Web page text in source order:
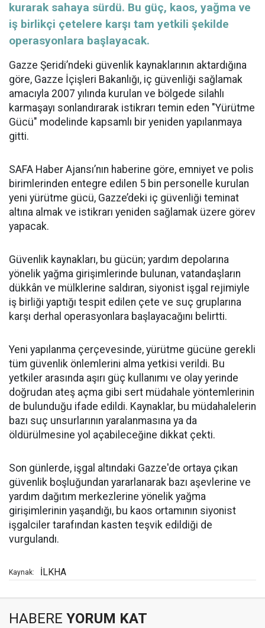
kurarak sahaya sürdü. Bu güç, kaos, yağma ve
iş birlikçi çetelere karşı tam yetkili şekilde
operasyonlara başlayacak.
Gazze Şeridi’ndeki güvenlik kaynaklarının aktardığına
göre, Gazze İçişleri Bakanlığı, iç güvenliği sağlamak
amacıyla 2007 yılında kurulan ve bölgede silahlı
karmaşayı sonlandırarak istikrarı temin eden "Yürütme
Gücü" modelinde kapsamlı bir yeniden yapılanmaya
gitti.
SAFA Haber Ajansı’nın haberine göre, emniyet ve polis
birimlerinden entegre edilen 5 bin personelle kurulan
yeni yürütme gücü, Gazze’deki iç güvenliği teminat
altına almak ve istikrarı yeniden sağlamak üzere görev
yapacak.
Güvenlik kaynakları, bu gücün; yardım depolarına
yönelik yağma girişimlerinde bulunan, vatandaşların
dükkân ve mülklerine saldıran, siyonist işgal rejimiyle
iş birliği yaptığı tespit edilen çete ve suç gruplarına
karşı derhal operasyonlara başlayacağını belirtti.
Yeni yapılanma çerçevesinde, yürütme gücüne gerekli
tüm güvenlik önlemlerini alma yetkisi verildi. Bu
yetkiler arasında aşırı güç kullanımı ve olay yerinde
doğrudan ateş açma gibi sert müdahale yöntemlerinin
de bulunduğu ifade edildi. Kaynaklar, bu müdahalelerin
bazı suç unsurlarının yaralanmasına ya da
öldürülmesine yol açabileceğine dikkat çekti.
Son günlerde, işgal altındaki Gazze'de ortaya çıkan
güvenlik boşluğundan yararlanarak bazı aşevlerine ve
yardım dağıtım merkezlerine yönelik yağma
girişimlerinin yaşandığı, bu kaos ortamının siyonist
işgalciler tarafından kasten teşvik edildiği de
vurgulandı.
Kaynak: İLKHA
HABERE YORUM KAT